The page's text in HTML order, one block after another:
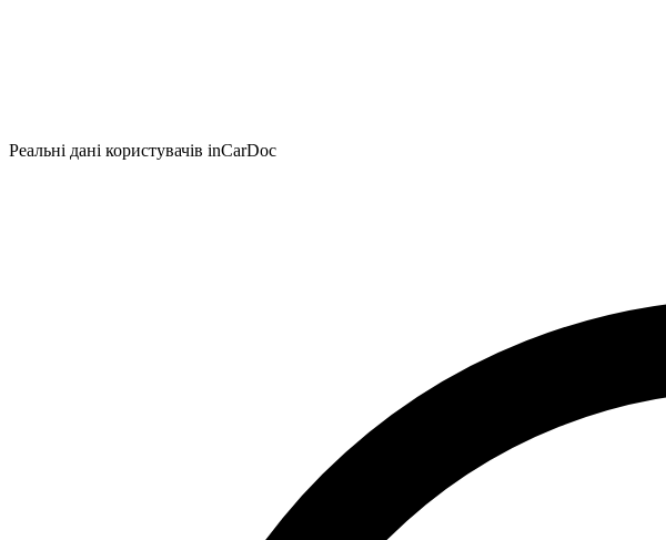
Реальні дані користувачів inCarDoc